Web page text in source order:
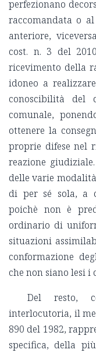
perfezionano
raccomandata o
anteriore,
cost. n. 3 del
ricevimento della
idoneo a
conoscibilità del
comunale,
ottenere la
proprie difese nel
reazione
delle varie
di per sé sola, a
poichè non è
ordinario di
situazioni
conformazione
che non siano lesi
Del resto,
interlocutoria, il
890 del 1982,
specifica, della